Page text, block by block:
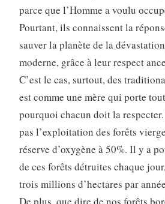
parce que l’Homme a voulu
Pourtant, ils connaissent la
sauver la planète de la
moderne, grâce à leur respect
C’est le cas, surtout, des
est comme une mère qui porte
pourquoi chacun doit la
pas l’exploitation des forêts
réserve d’oxygène à 50%. Il y a
de ces forêts détruites chaque
trois millions d’hectares par
De plus, que dire de nos forêts